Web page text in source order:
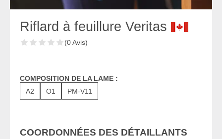
Riflard à feuillure Veritas
(0 Avis)
COMPOSITION DE LA LAME :
A2
O1 PM-V11
COORDONNÉES DES DÉTAILLANTS